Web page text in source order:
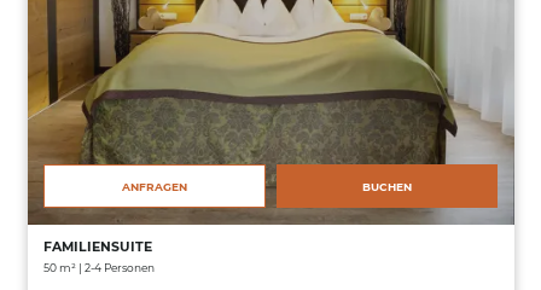
ANFRAGEN BUCHEN
FAMILIENSUITE
50 m² | 2-4 Personen